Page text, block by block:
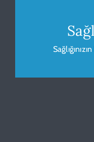
Sağlığınız